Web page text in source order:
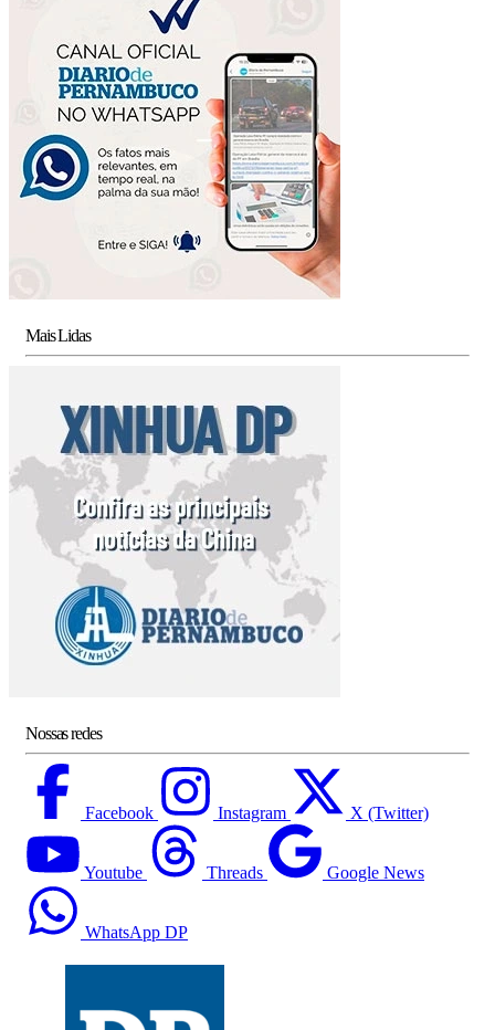
Mais Lidas
Nossas redes
Facebook Instagram X (Twitter)
Youtube Threads Google News
WhatsApp DP